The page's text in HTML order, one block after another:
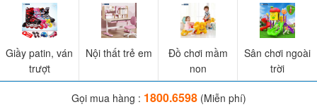
Giầy patin, ván
trượt
Nội thất trẻ em
Đồ chơi mầm
non
Sân chơi ngoài
trời
Gọi mua hàng : 1800.6598(Miễn phí)